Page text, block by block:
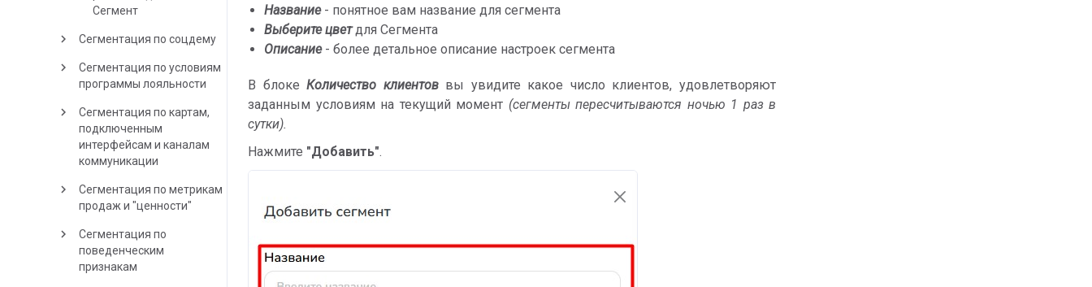
Сегмент
keyboard_arrow_right Сегментация по соцдему
keyboard_arrow_right
Сегментация по условиям
программы лояльности
keyboard_arrow_right
Сегментация по картам,
подключенным
интерфейсам и каналам
коммуникации
keyboard_arrow_right
Сегментация по метрикам
продаж и "ценности"
keyboard_arrow_right
Сегментация по
поведенческим
признакам
Название- понятное вам название для сегмента
Выберитецветдля Сегмента
Описание- более детальное описание настроек сегмента
В блокеКоличество клиентоввы увидите какое число клиентов, удовлетворяют
заданным условиям на текущий момент (сегменты пересчитываются ночью 1 раз в
сутки).
Нажмите "Добавить".